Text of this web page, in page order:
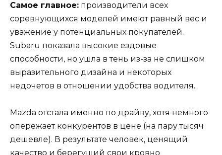
Самое главное: производители всех
соревнующихся моделей имеют равный вес и
уважение у потенциальных покупателей.
Subaru показала высокие ездовые
способности, но ушла в тень из-за не слишком
выразительного дизайна и некоторых
недочетов в отношении удобства водителя.
Mazda отстала именно по драйву, хотя немного
опережает конкурентов в цене (на пару тысяч
дешевле). В результате человек, ценящий
качество и берегущий свои кровно